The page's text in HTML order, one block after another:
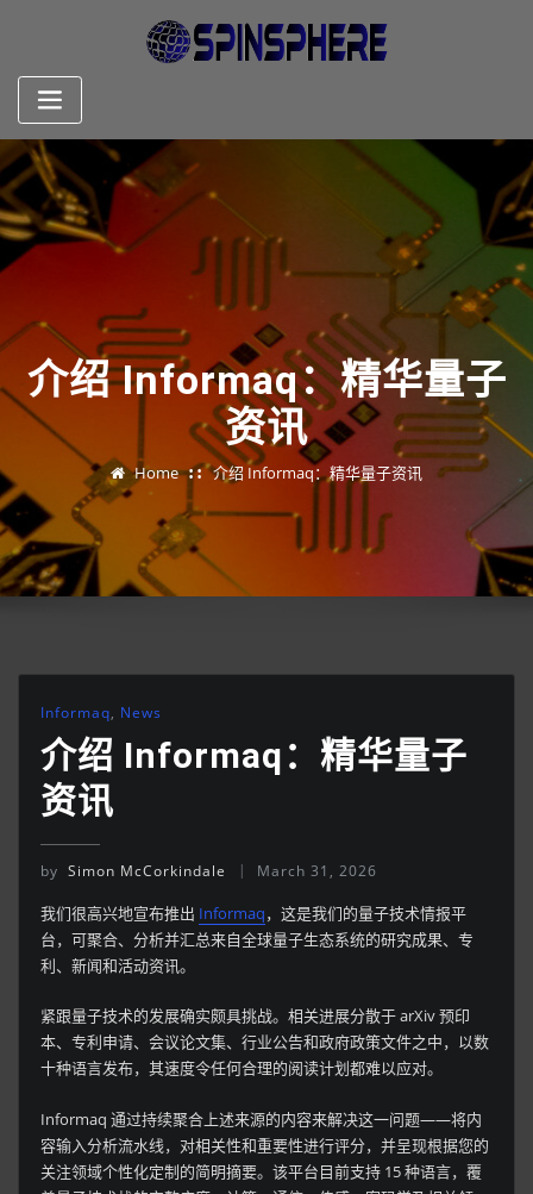
介绍 Informaq：精华量子
资讯
Home 介绍 Informaq：精华量子资讯
Informaq, News
介绍 Informaq：精华量子
资讯
by Simon McCorkindale March 31, 2026
我们很高兴地宣布推出 Informaq，这是我们的量子技术情报平
台，可聚合、分析并汇总来自全球量子生态系统的研究成果、专
利、新闻和活动资讯。
紧跟量子技术的发展确实颇具挑战。相关进展分散于 arXiv 预印
本、专利申请、会议论文集、行业公告和政府政策文件之中，以数
十种语言发布，其速度令任何合理的阅读计划都难以应对。
Informaq 通过持续聚合上述来源的内容来解决这一问题——将内
容输入分析流水线，对相关性和重要性进行评分，并呈现根据您的
关注领域个性化定制的简明摘要。该平台目前支持 15 种语言，覆